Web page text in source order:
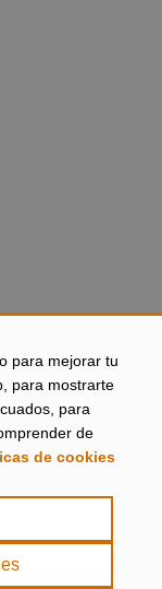
para mejorar tu
para mostrarte
para
de
de cookies